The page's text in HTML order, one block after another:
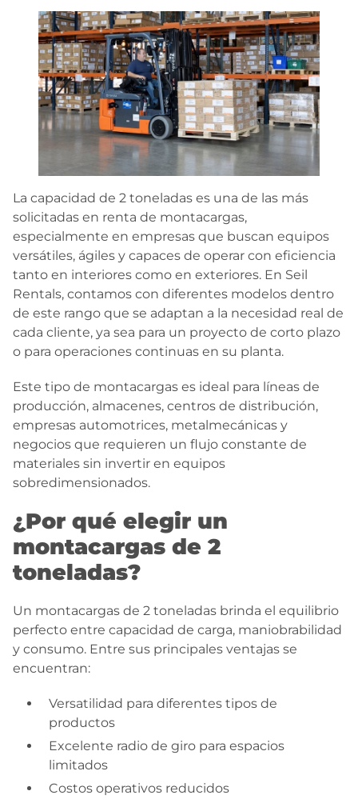
La capacidad de 2 toneladas es una de las más
solicitadas en renta de montacargas,
especialmente en empresas que buscan equipos
versátiles, ágiles y capaces de operar con eficiencia
tanto en interiores como en exteriores. En Seil
Rentals, contamos con diferentes modelos dentro
de este rango que se adaptan a la necesidad real de
cada cliente, ya sea para un proyecto de corto plazo
o para operaciones continuas en su planta.
Este tipo de montacargas es ideal para líneas de
producción, almacenes, centros de distribución,
empresas automotrices, metalmecánicas y
negocios que requieren un flujo constante de
materiales sin invertir en equipos
sobredimensionados.
¿Por qué elegir un
montacargas de 2
toneladas?
Un montacargas de 2 toneladas brinda el equilibrio
perfecto entre capacidad de carga, maniobrabilidad
y consumo. Entre sus principales ventajas se
encuentran:
Versatilidad para diferentes tipos de
productos
Excelente radio de giro para espacios
limitados
Costos operativos reducidos